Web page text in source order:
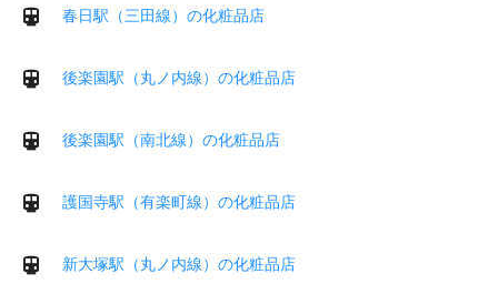
春日駅（三田線）の化粧品店
後楽園駅（丸ノ内線）の化粧品店
後楽園駅（南北線）の化粧品店
護国寺駅（有楽町線）の化粧品店
新大塚駅（丸ノ内線）の化粧品店